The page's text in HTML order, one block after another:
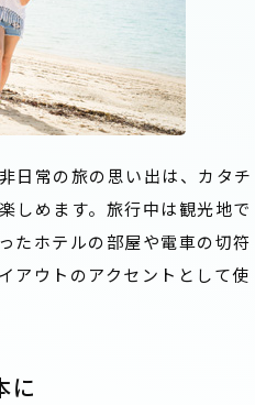
日常の旅の思い出は、カタチ
しめます。旅行中は観光地で
たホテルの部屋や電車の切符
アウトのアクセントとして使
に